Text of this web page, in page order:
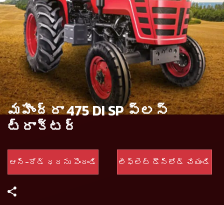
మహీంద్రా 475 DI SP ప్లస్
ట్రాక్టర్
ఆన్-రోడ్ ధరను పొందండి లీఫ్లెట్ డౌన్‌లోడ్ చేయండి